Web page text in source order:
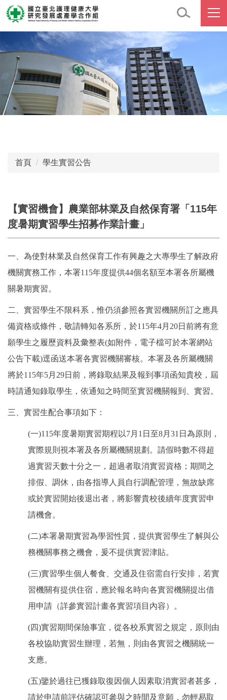
跳
到
主
要
區
首頁 學生實習公告
【實習機會】農業部林業及自然保育署「115年
度暑期實習學生招募作業計畫」
一、為使對林業及自然保育工作有興趣之大專學生了解政府
機關實務工作，本署115年度提供44個名額至本署各所屬機
關暑期實習。
二、實習學生不限科系，惟仍須參照各實習機關所訂之應具
備資格或條件，敬請轉知各系所，於115年4月20日前將有意
願學生之履歷資料及彙整表(如附件，電子檔可於本署網站
公告下載)逕函送本署各實習機關審核。本署及各所屬機關
將於115年5月29日前，將錄取結果及報到事項函知貴校，屆
時請通知錄取學生，依通知之時間至實習機關報到、實習。
三、實習生配合事項如下：
(一)115年度暑期實習期程以7月1日至8月31日為原則，
實際規則視本署及各所屬機關規劃。請假時數不得超
過實習天數十分之一，超過者取消實習資格；期間之
排假、調休，由各指導人員自行調配管理，無故缺席
或於實習開始後退出者，將影響貴校後續年度實習申
請機會。
(二)本署暑期實習為學習性質，提供實習學生了解與公
務機關事務之機會，爰不提供實習津貼。
(三)實習學生個人餐食、交通及住宿需自行安排，若實
習機關有提供住宿，應於報名時向各實習機關提出借
用申請（詳參實習計畫各實習項目內容）。
(四)實習期間保險事宜，從各校系實習之規定，原則由
各校協助實習生辦理，若無，則由各實習之機關統一
支應。
(五)鑒於過往已獲錄取復因個人因素取消實習者甚多，
請於申請前評估確認可參與之時間及意願，勿輕易取